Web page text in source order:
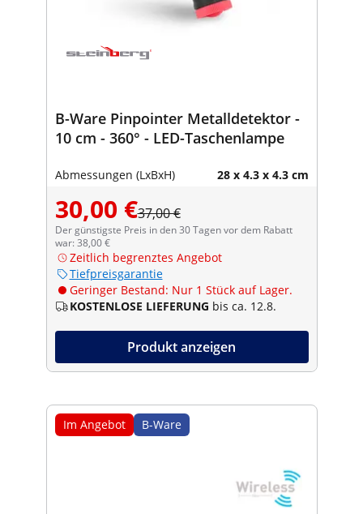
B-Ware Pinpointer Metalldetektor -
10 cm - 360° - LED-Taschenlampe
Abmessungen (LxBxH) 28 x 4.3 x 4.3 cm
30,00 €37,00 €
Der günstigste Preis in den 30 Tagen vor dem Rabatt
war: 38,00 €
Zeitlich begrenztes Angebot
Tiefpreisgarantie
Geringer Bestand: Nur 1 Stück auf Lager.
KOSTENLOSE LIEFERUNG bis ca. 12.8.
Produkt anzeigen
Im Angebot B-Ware